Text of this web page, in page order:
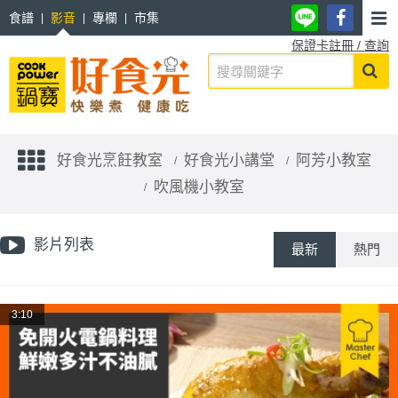
食譜 影音 專欄
市集
保證卡註冊 / 查詢
好食光烹飪教室 好食光小講堂
阿芳小教室
吹風機小教室
影片列表 最新 熱門
3:10